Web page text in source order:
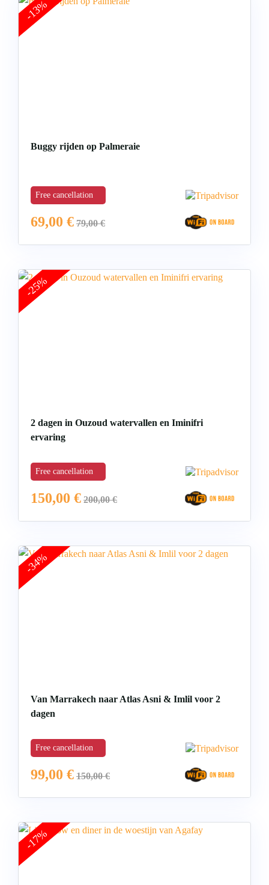
-13%
Buggy rijden op Palmeraie
Free cancellation
69,00 € 79,00€
-25%
2 dagen in Ouzoud watervallen en Iminifri
ervaring
Free cancellation
150,00 € 200,00€
-34%
Van Marrakech naar Atlas Asni & Imlil voor 2
dagen
Free cancellation
99,00 € 150,00€
-17%